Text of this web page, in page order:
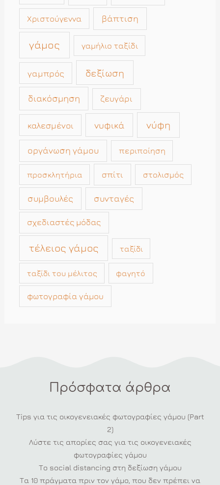
Χριστούγεννα βάπτιση
γάμος γαμήλιο ταξίδι
γαμπρός δεξίωση
διακόσμηση ζευγάρι
καλεσμένοι νυφικά νύφη
οργάνωση γάμου περιποίηση
προσκλητήρια σπίτι στολισμός
συμβουλές συνταγές
σχεδιαστές μόδας
τέλειος γάμος ταξίδι
ταξίδι του μέλιτος φαγητό
φωτογραφία γάμου
Πρόσφατα άρθρα
Tips για τις οικογενειακές φωτογραφίες γάμου (Part
2)
Λύστε τις απορίες σας για τις οικογενειακές
φωτογραφίες γάμου
Το social distancing στη δεξίωση γάμου
Τα 10 πράγματα πριν τον γάμο, που δεν πρέπει να